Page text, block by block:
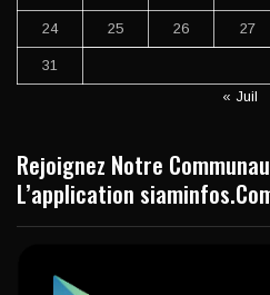
24 25 26 27
31
« Juil
Rejoignez Notre
L’application